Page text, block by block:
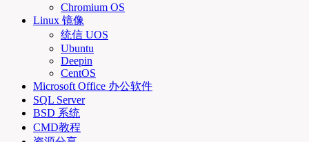
Chromium OS
Linux 镜像
统信 UOS
Ubuntu
Deepin
CentOS
Microsoft Office 办公软件
SQL Server
BSD 系统
CMD教程